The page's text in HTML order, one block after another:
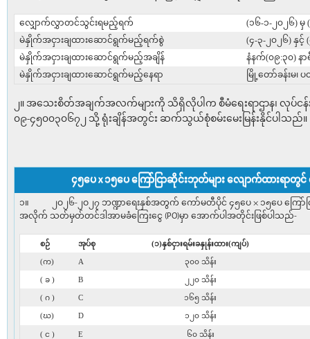
လျှောက်လွှာတင်သွင်းရမည့်ရက်
(၁၆-၁-၂၀၂၆) မှ
မဲနှိုက်အငှားချထားဆောင်ရွက်မည့်ရက်စွဲ
(၄-၃-၂၀၂၆) နှင့်
မဲနှိုက်အငှားချထားဆောင်ရွက်မည့်အချိန်
နံနက်(၀၉:၃၀) နာ
မဲနှိုက်အငှားချထားဆောင်ရွက်မည့်နေရာ
မြို့တော်ခန်းမ၊
၂။ အသေးစိတ်အချက်အလက်များကို သိရှိလိုပါက စီမံရေးရာဌာန၊ လုပ်ငန်းရ
၀၉-၄၅၀၀၃၀၆၇၂ သို့ ရုံးချိန်အတွင်း ဆက်သွယ်စုံစမ်းမေးမြန်းနိုင်ပါသည်။
၄၅ပေ x ၁၅ပေ ကြော်ငြာဆိုင်းဘုတ်များ လျောက်ထားရာတွ
၁။ ၂ဝ၂၆-၂ဝ၂၇ ဘဏ္ဍာရေးနှစ်အတွက် ကော်မတီပိုင် ၄၅ပေ × ၁၅ပေ ကြော်ငြ
အလိုက် သတ်မှတ်တင်ဒါအာမခံကြေးငွေ (PO)မှာ အောက်ပါအတိုင်းဖြစ်ပါသည်-
စဉ် အုပ်စု (၁)နှစ်ငှားရမ်းခနှုန်းထား(ကျပ်)
(က) A ၃၀၀ သိန်း
( ခ ) B ၂၂၀ သိန်း
( ဂ ) C ၁၆၅ သိန်း
(ဃ) D ၁၂၀ သိန်း
( င ) E ၆၀ သိန်း